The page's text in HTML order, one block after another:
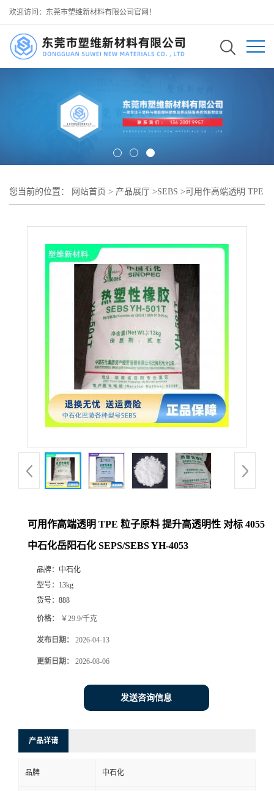
欢迎访问：东莞市塑维新材料有限公司官网！
您当前的位置： 网站首页 > 产品展厅 >SEBS >可用作高端透明 TPE
可用作高端透明 TPE 粒子原料 提升高透明性 对标 4055
中石化岳阳石化 SEPS/SEBS YH-4053
品牌： 中石化
型号： 13kg
货号： 888
价格： ￥29.9/千克
发布日期： 2026-04-13
更新日期： 2026-08-06
发送咨询信息
产品详请
品牌 中石化